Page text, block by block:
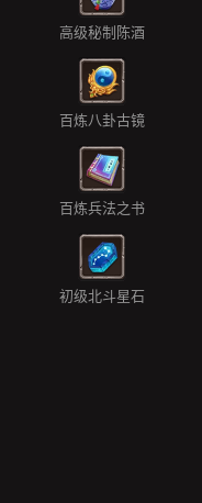
高级秘制陈酒
百炼八卦古镜
百炼兵法之书
初级北斗星石